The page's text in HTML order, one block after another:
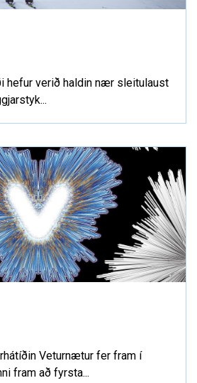
hefur verið haldin nær sleitulaust
Veturnætur fer fram í
fram að fyrsta...